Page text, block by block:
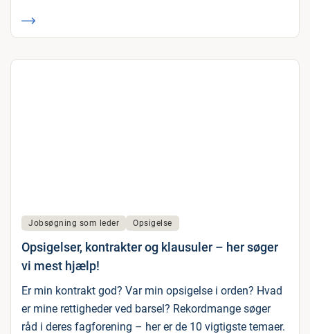
Jobsøgning som leder Opsigelse
Opsigelser, kontrakter og klausuler – her søger
vi mest hjælp!
Er min kontrakt god? Var min opsigelse i orden? Hvad
er mine rettigheder ved barsel? Rekordmange søger
råd i deres fagforening – her er de 10 vigtigste temaer.